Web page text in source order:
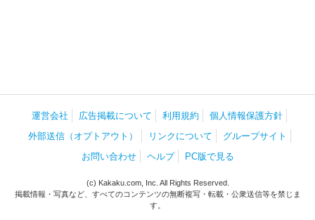
運営会社 広告掲載について 利用規約
個人情報保護方針
外部送信（オプトアウト）
リンクについて
グループサイト
お問い合わせ
ヘルプ PC版で見る
(c) Kakaku.com, Inc. All Rights Reserved.
掲載情報・写真など、すべてのコンテンツの無断複写・転載・公衆送信等を禁じま
す。